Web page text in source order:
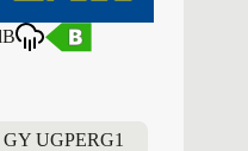
GY UGPERG1